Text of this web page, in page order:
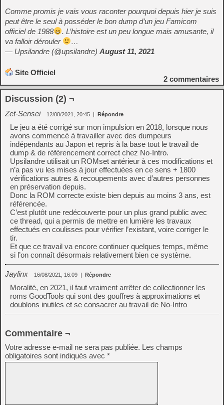
Comme promis je vais vous raconter pourquoi depuis hier je suis
peut être le seul à posséder le bon dump d’un jeu Famicom
officiel de 1988
. L’histoire est un peu longue mais amusante, il
va falloir dérouler
…
— Upsilandre (@upsilandre) August 11, 2021
Site Officiel
2 commentaires
Discussion (2) ¬
Zet-Sensei 12/08/2021, 20:45 | Répondre
Le jeu a été corrigé sur mon impulsion en 2018, lorsque nous
avons commencé à travailler avec des dumpeurs
indépendants au Japon et repris à la base tout le travail de
dump & de référencement correct chez No-Intro.
Upsilandre utilisait un ROMset antérieur à ces modifications et
n’a pas vu les mises à jour effectuées en ce sens + 1800
vérifications autres & recoupements avec d’autres personnes
en préservation depuis.
Donc la ROM correcte existe bien depuis au moins 3 ans, est
référencée.
C’est plutôt une redécouverte pour un plus grand public avec
ce thread, qui a permis de mettre en lumière les travaux
effectués en coulisses pour vérifier l’existant, voire corriger le
tir.
Et que ce travail va encore continuer quelques temps, même
si l’on connaît désormais relativement bien ce système.
Jaylinx 16/08/2021, 16:09 | Répondre
Moralité, en 2021, il faut vraiment arrêter de collectionner les
roms GoodTools qui sont des gouffres à approximations et
doublons inutiles et se consacrer au travail de No-Intro
Commentaire ¬
Votre adresse e-mail ne sera pas publiée. Les champs
obligatoires sont indiqués avec *